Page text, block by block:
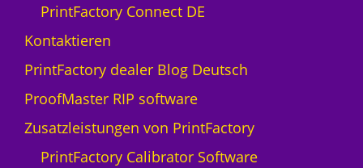
PrintFactory Connect DE
Kontaktieren
PrintFactory dealer Blog Deutsch
ProofMaster RIP software
Zusatzleistungen von PrintFactory
PrintFactory Calibrator Software